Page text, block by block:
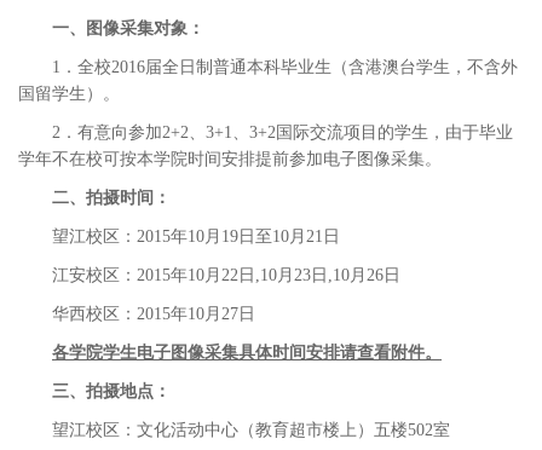
一、图像采集对象：
1．全校2016届全日制普通本科毕业生（含港澳台学生，不含外
国留学生）。
2．有意向参加2+2、3+1、3+2国际交流项目的学生，由于毕业
学年不在校可按本学院时间安排提前参加电子图像采集。
二、拍摄时间：
望江校区：2015年10月19日至10月21日
江安校区：2015年10月22日,10月23日,10月26日
华西校区：2015年10月27日
各学院学生电子图像采集具体时间安排请查看附件。
三、拍摄地点：
望江校区：文化活动中心（教育超市楼上）五楼502室